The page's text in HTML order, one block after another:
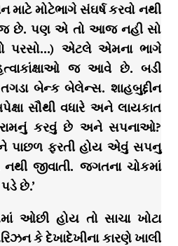
માટે મોટેભાગે સંઘર્ષ કરવો નથી
જ છે. પણ એ તો આજ નહી સો
પરસો…) એટલે એમના ભાગે
જ આવે છે. બડી
બેન્ક બેલેન્સ. શાહબુદ્દીન
સૌથી વધારે અને લાયકાત
કરવું છે અને સપનાઓ?
પાછળ ફરતી હોય એવું સપનુ
જીવાતી. જગતના ચોકમાં
છે.’
ઓછી હોય તો સાચા ખોટા
કે દેખાદેખીના કારણે ખાલી